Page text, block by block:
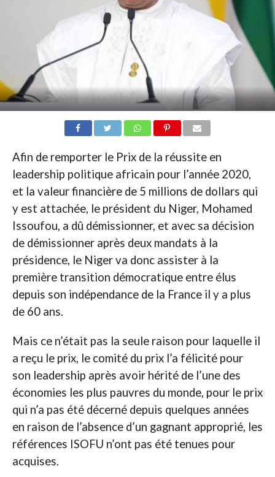
Afin de remporter le Prix de la réussite en
leadership politique africain pour l’année 2020,
et la valeur financière de 5 millions de dollars qui
y est attachée, le président du Niger, Mohamed
Issoufou, a dû démissionner, et avec sa décision
de démissionner après deux mandats à la
présidence, le Niger va donc assister à la
première transition démocratique entre élus
depuis son indépendance de la France il y a plus
de 60 ans.
Mais ce n’était pas la seule raison pour laquelle il
a reçu le prix, le comité du prix l’a félicité pour
son leadership après avoir hérité de l’une des
économies les plus pauvres du monde, pour le prix
qui n’a pas été décerné depuis quelques années
en raison de l’absence d’un gagnant approprié, les
références ISOFU n’ont pas été tenues pour
acquises.